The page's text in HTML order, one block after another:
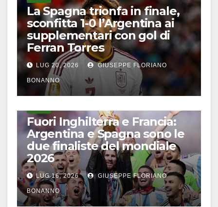
La Spagna trionfa in finale,
sconfitta 1-0 l’Argentina ai
supplementari con gol di
Ferran Torres
LUG 20, 2026 GIUSEPPE FLORIANO
BONANNO
Fuori Inghilterra e Francia:
Argentina e Spagna sono le
due finaliste del mondiale
2026
LUG 16, 2026 GIUSEPPE FLORIANO
BONANNO